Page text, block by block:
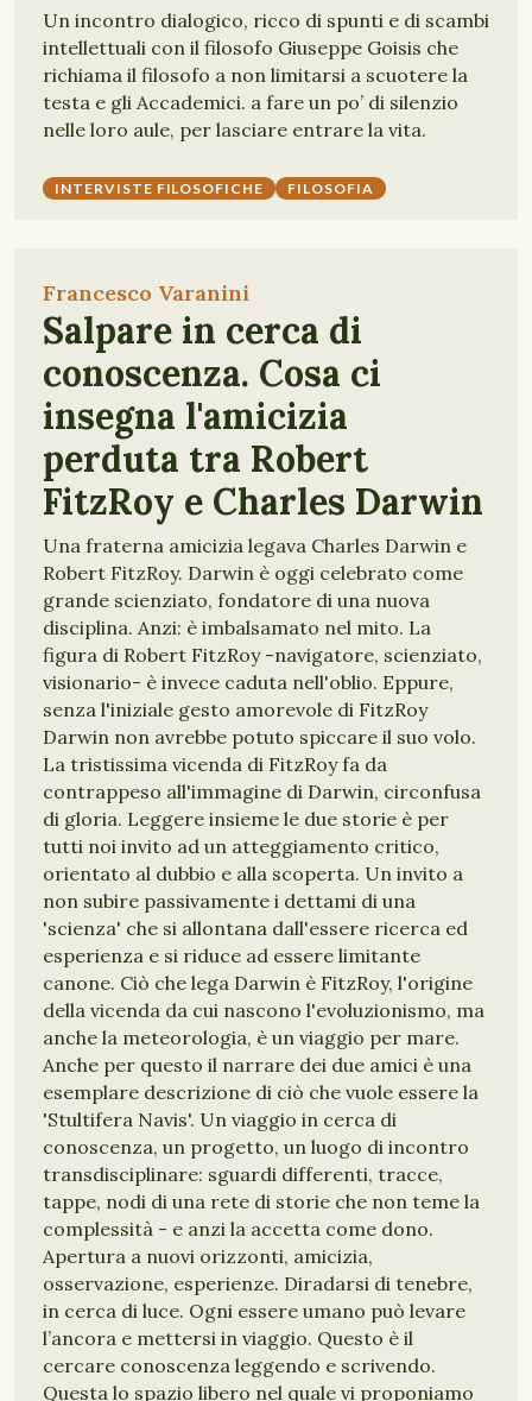
Un incontro dialogico, ricco di spunti e di scambi
intellettuali con il filosofo Giuseppe Goisis che
richiama il filosofo a non limitarsi a scuotere la
testa e gli Accademici. a fare un po’ di silenzio
nelle loro aule, per lasciare entrare la vita.
INTERVISTE FILOSOFICHE FILOSOFIA
Francesco Varanini
Salpare in cerca di
conoscenza. Cosa ci
insegna l'amicizia
perduta tra Robert
FitzRoy e Charles Darwin
Una fraterna amicizia legava Charles Darwin e
Robert FitzRoy. Darwin è oggi celebrato come
grande scienziato, fondatore di una nuova
disciplina. Anzi: è imbalsamato nel mito. La
figura di Robert FitzRoy -navigatore, scienziato,
visionario- è invece caduta nell'oblio. Eppure,
senza l'iniziale gesto amorevole di FitzRoy
Darwin non avrebbe potuto spiccare il suo volo.
La tristissima vicenda di FitzRoy fa da
contrappeso all'immagine di Darwin, circonfusa
di gloria. Leggere insieme le due storie è per
tutti noi invito ad un atteggiamento critico,
orientato al dubbio e alla scoperta. Un invito a
non subire passivamente i dettami di una
'scienza' che si allontana dall'essere ricerca ed
esperienza e si riduce ad essere limitante
canone. Ciò che lega Darwin è FitzRoy, l'origine
della vicenda da cui nascono l'evoluzionismo, ma
anche la meteorologia, è un viaggio per mare.
Anche per questo il narrare dei due amici è una
esemplare descrizione di ciò che vuole essere la
'Stultifera Navis'. Un viaggio in cerca di
conoscenza, un progetto, un luogo di incontro
transdisciplinare: sguardi differenti, tracce,
tappe, nodi di una rete di storie che non teme la
complessità - e anzi la accetta come dono.
Apertura a nuovi orizzonti, amicizia,
osservazione, esperienze. Diradarsi di tenebre,
in cerca di luce. Ogni essere umano può levare
l’ancora e mettersi in viaggio. Questo è il
cercare conoscenza leggendo e scrivendo.
Questa lo spazio libero nel quale vi proponiamo